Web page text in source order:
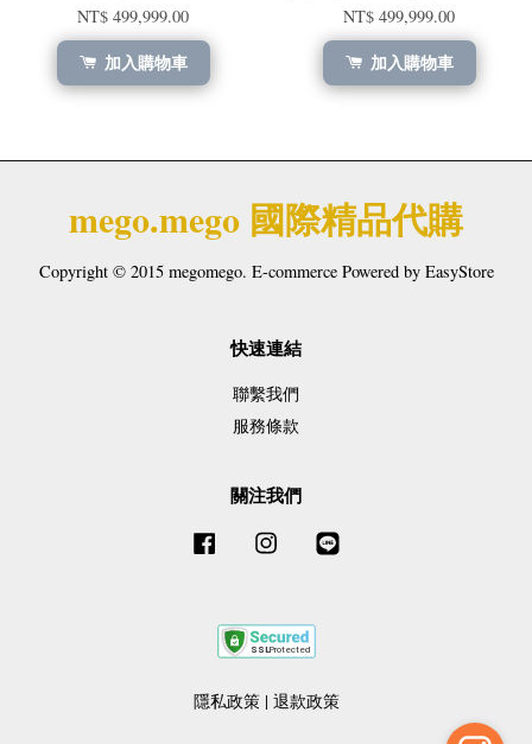
NT$ 499,999.00
加入購物車
NT$ 499,999.00
加入購物車
mego.mego 國際精品代購
Copyright © 2015 megomego. E-commerce Powered by EasyStore
快速連結
聯繫我們
服務條款
關注我們
Facebook Instagram
隱私政策| 退款政策